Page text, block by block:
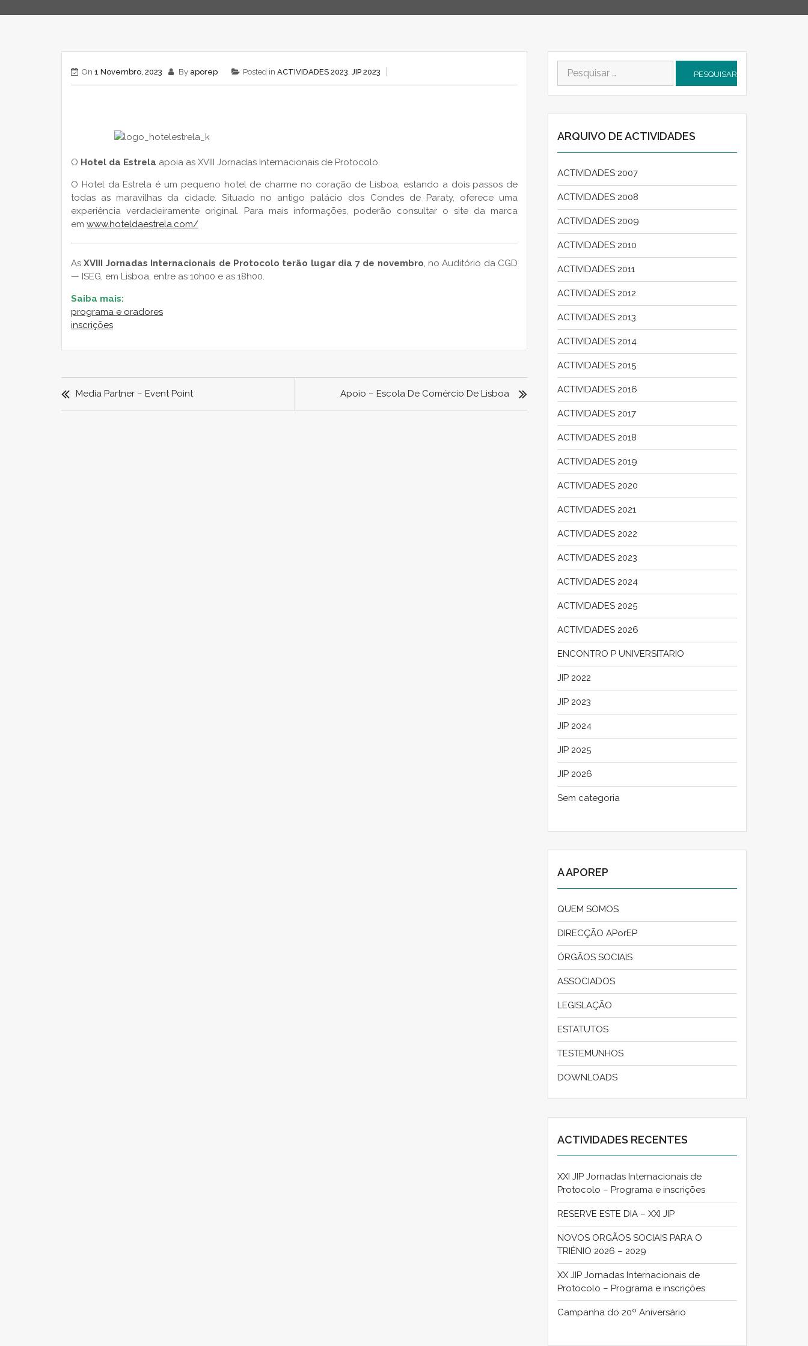
On 1 Novembro, 2023 By aporep Posted in ACTIVIDADES 2023 JIP 2023
O Hotel da Estrela apoia as XVIII Jornadas Internacionais de Protocolo.
O Hotel da Estrela é um pequeno hotel de charme no coração de Lisboa, estando a dois passos de
todas as maravilhas da cidade. Situado no antigo palácio dos Condes de Paraty, oferece uma
experiência verdadeiramente original. Para mais informações, poderão consultar o site da marca
em www.hoteldaestrela.com/
AsXVIII Jornadas Internacionais de Protocolo terão lugar dia 7 de novembro, no Auditório da CGD
— ISEG, em Lisboa, entre as 10h00 e as 18h00.
Saiba mais:
programa e oradores
inscrições
NAVEGAÇÃO
DE
ARTIGOS
Media Partner – Event Point Apoio – Escola De Comércio De Lisboa
Pesquisar
por:
ARQUIVO DE ACTIVIDADES
ACTIVIDADES 2007
ACTIVIDADES 2008
ACTIVIDADES 2009
ACTIVIDADES 2010
ACTIVIDADES 2011
ACTIVIDADES 2012
ACTIVIDADES 2013
ACTIVIDADES 2014
ACTIVIDADES 2015
ACTIVIDADES 2016
ACTIVIDADES 2017
ACTIVIDADES 2018
ACTIVIDADES 2019
ACTIVIDADES 2020
ACTIVIDADES 2021
ACTIVIDADES 2022
ACTIVIDADES 2023
ACTIVIDADES 2024
ACTIVIDADES 2025
ACTIVIDADES 2026
ENCONTRO P UNIVERSITARIO
JIP 2022
JIP 2023
JIP 2024
JIP 2025
JIP 2026
Sem categoria
A APOREP
QUEM SOMOS
DIRECÇÃO APorEP
ÓRGÃOS SOCIAIS
ASSOCIADOS
LEGISLAÇÃO
ESTATUTOS
TESTEMUNHOS
DOWNLOADS
ACTIVIDADES RECENTES
XXI JIP Jornadas Internacionais de
Protocolo – Programa e inscrições
RESERVE ESTE DIA – XXI JIP
NOVOS ORGÃOS SOCIAIS PARA O
TRIÉNIO 2026 – 2029
XX JIP Jornadas Internacionais de
Protocolo – Programa e inscrições
Campanha do 20º Aniversário